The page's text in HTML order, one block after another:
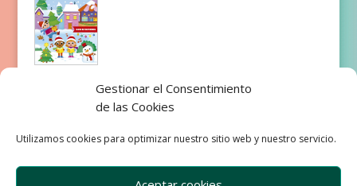
Gestionar el Consentimiento
de las Cookies
Utilizamos cookies para optimizar nuestro sitio web y nuestro servicio.